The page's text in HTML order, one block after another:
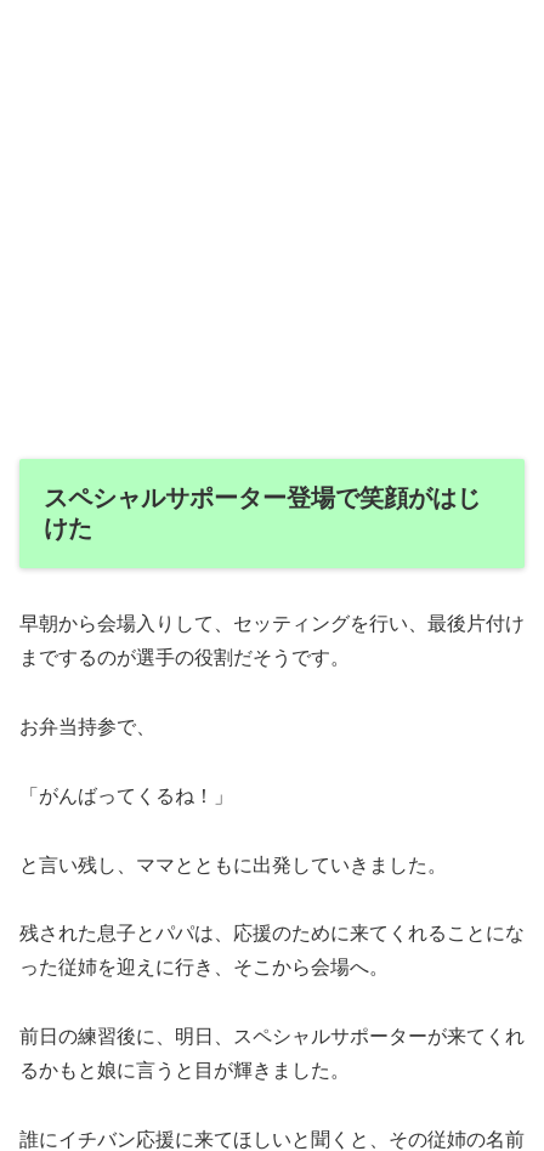
スペシャルサポーター登場で笑顔がはじ
けた
早朝から会場入りして、セッティングを行い、最後片付け
までするのが選手の役割だそうです。
お弁当持参で、
「がんばってくるね！」
と言い残し、ママとともに出発していきました。
残された息子とパパは、応援のために来てくれることにな
った従姉を迎えに行き、そこから会場へ。
前日の練習後に、明日、スペシャルサポーターが来てくれ
るかもと娘に言うと目が輝きました。
誰にイチバン応援に来てほしいと聞くと、その従姉の名前